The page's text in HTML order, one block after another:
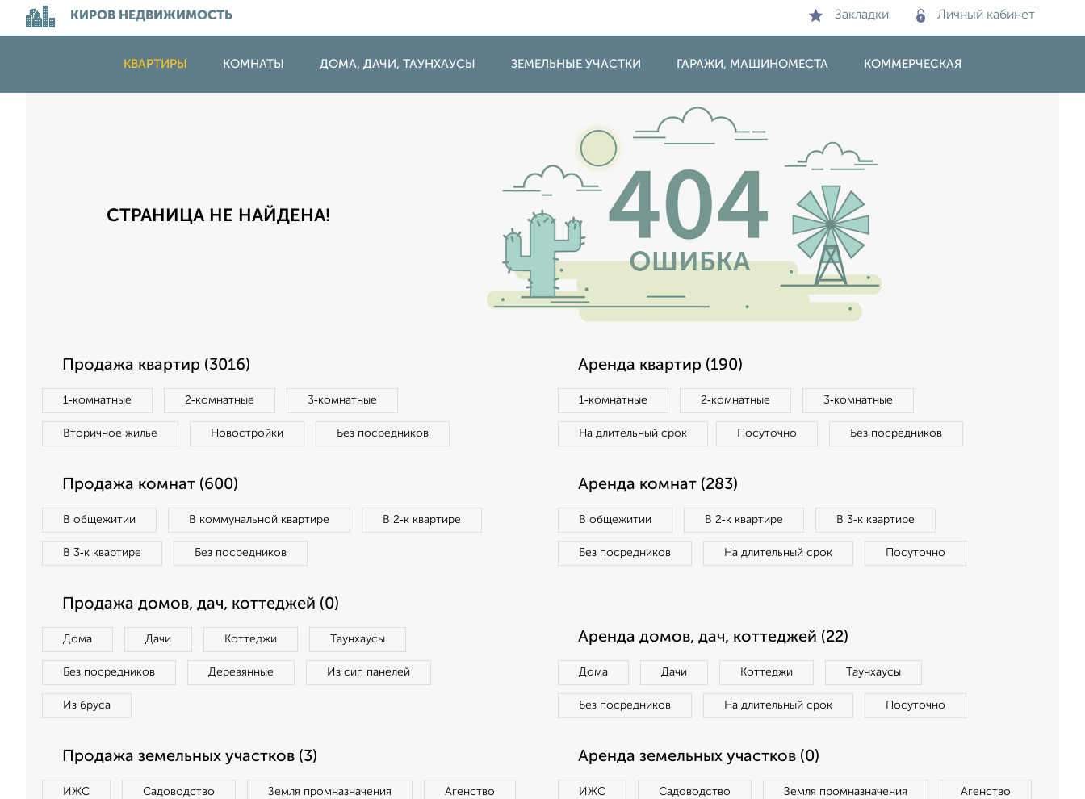
КИРОВ НЕДВИЖИМОСТЬ Закладки Личный кабинет
КВАРТИРЫ КОМНАТЫ ДОМА, ДАЧИ, ТАУНХАУСЫ ЗЕМЕЛЬНЫЕ УЧАСТКИ ГАРАЖИ, МАШИНОМЕСТА КОММЕРЧЕСКАЯ
СТРАНИЦА НЕ НАЙДЕНА!
Продажа квартир (3016)
1‑комнатные 2‑комнатные 3‑комнатные
Вторичное жилье Новостройки Без посредников
Аренда квартир (190)
1‑комнатные 2‑комнатные 3‑комнатные
На длительный срок Посуточно Без посредников
Продажа комнат (600)
В общежитии В коммунальной квартире В 2‑к квартире
В 3‑к квартире Без посредников
Аренда комнат (283)
В общежитии В 2‑к квартире В 3‑к квартире
Без посредников На длительный срок Посуточно
Продажа домов, дач, коттеджей (0)
Дома Дачи Коттеджи Таунхаусы
Без посредников Деревянные Из сип панелей
Из бруса
Аренда домов, дач, коттеджей (22)
Дома Дачи Коттеджи Таунхаусы
Без посредников На длительный срок Посуточно
Продажа земельных участков (3)
ИЖС Садоводство Земля промназначения Агенство
Аренда земельных участков (0)
ИЖС Садоводство Земля промназначения Агенство